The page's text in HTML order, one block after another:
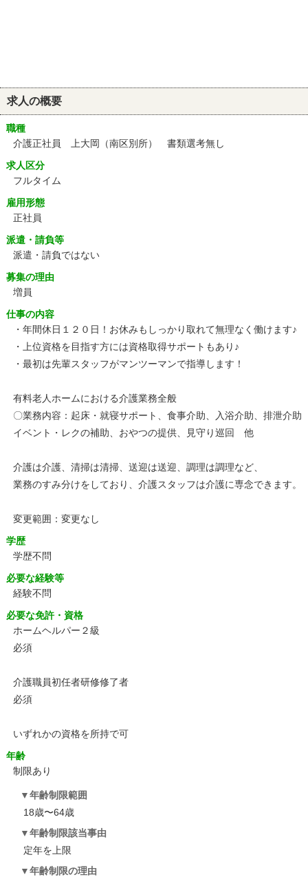
求人の概要
職種
介護正社員 上大岡（南区別所） 書類選考無し
求人区分
フルタイム
雇用形態
正社員
派遣・請負等
派遣・請負ではない
募集の理由
増員
仕事の内容
・年間休日１２０日！お休みもしっかり取れて無理なく働けます♪
・上位資格を目指す方には資格取得サポートもあり♪
・最初は先輩スタッフがマンツーマンで指導します！
有料老人ホームにおける介護業務全般
〇業務内容：起床・就寝サポート、食事介助、入浴介助、排泄介助
イベント・レクの補助、おやつの提供、見守り巡回 他
介護は介護、清掃は清掃、送迎は送迎、調理は調理など、
業務のすみ分けをしており、介護スタッフは介護に専念できます。
変更範囲：変更なし
学歴
学歴不問
必要な経験等
経験不問
必要な免許・資格
ホームヘルパー２級
必須
介護職員初任者研修修了者
必須
いずれかの資格を所持で可
年齢
制限あり
年齢制限範囲
18歳〜64歳
年齢制限該当事由
定年を上限
年齢制限の理由